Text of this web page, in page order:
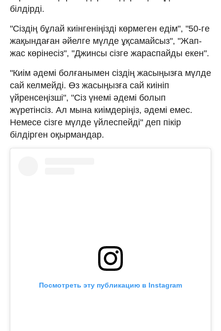
білдірді.
"Сіздің бұлай киінгеніңізді көрмеген едім", "50-ге
жақындаған әйелге мүлде ұқсамайсыз", "Жап-
жас көрінесіз", "Джинсы сізге жараспайды екен".
"Киім әдемі болғанымен сіздің жасыңызға мүлде
сай келмейді. Өз жасыңызға сай киініп
үйренсеңізші", "Сіз үнемі әдемі болып
жүретінсіз. Ал мына киімдеріңіз, әдемі емес.
Немесе сізге мүлде үйлеспейді" деп пікір
білдірген оқырмандар.
Посмотреть эту публикацию в Instagram